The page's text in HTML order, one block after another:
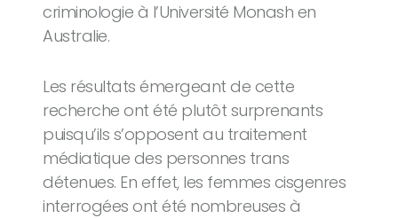
criminologie à l’Université Monash en
Australie.
Les résultats émergeant de cette
recherche ont été plutôt surprenants
puisqu’ils s’opposent au traitement
médiatique des personnes trans
détenues. En effet, les femmes cisgenres
interrogées ont été nombreuses à